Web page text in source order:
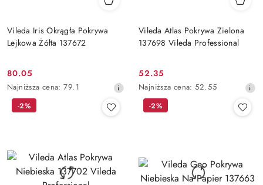
Vileda Iris Okrągła Pokrywa
Lejkowa Żółta 137672
Cena
promocyjna:
80.05
Najniższa
cena
obniżką
Najniższa cena: 79.1
Vileda Atlas Pokrywa Zielona
137698 Vileda Professional
Cena
promocyjna:
52.35
Najniższa
cena
Najniższa cena: 52.55
-2% -2%